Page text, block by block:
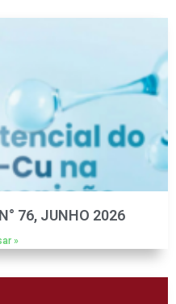
76, JUNHO 2026
»